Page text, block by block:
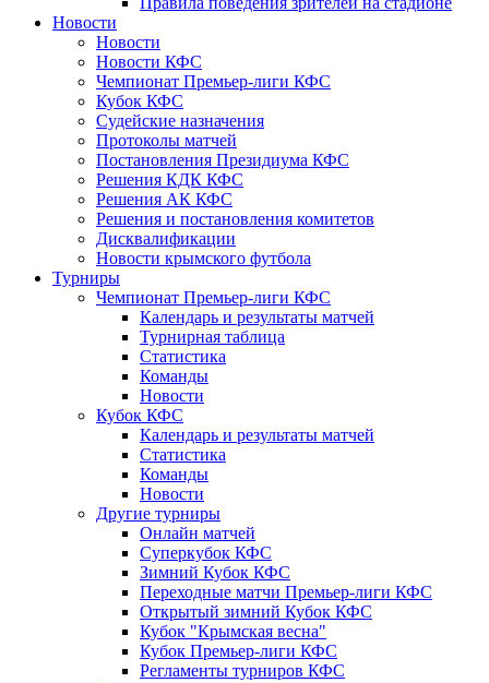
Новости
Новости
Новости КФС
Чемпионат Премьер-лиги КФС
Кубок КФС
Судейские назначения
Протоколы матчей
Постановления Президиума КФС
Решения КДК КФС
Решения АК КФС
Решения и постановления комитетов
Дисквалификации
Новости крымского футбола
Турниры
Чемпионат Премьер-лиги КФС
Календарь и результаты матчей
Турнирная таблица
Статистика
Команды
Новости
Кубок КФС
Календарь и результаты матчей
Статистика
Команды
Новости
Другие турниры
Онлайн матчей
Суперкубок КФС
Зимний Кубок КФС
Переходные матчи Премьер-лиги КФС
Открытый зимний Кубок КФС
Кубок "Крымская весна"
Кубок Премьер-лиги КФС
Регламенты турниров КФС